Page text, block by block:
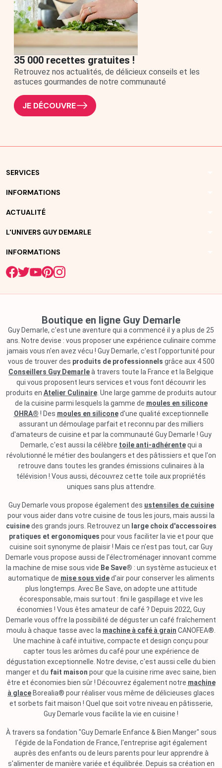
35 000 recettes gratuites !
Retrouvez nos actualités, de délicieux conseils et les
astuces gourmandes de notre communauté
JE DÉCOUVRE
SERVICES
INFORMATIONS
ACTUALITÉ
L'UNIVERS GUY DEMARLE
INFORMATIONS
Boutique en ligne Guy Demarle
Guy Demarle, c'est une aventure qui a commencé il y a plus de 25
ans. Notre devise : vous proposer une expérience culinaire comme
jamais vous n'en avez vécu ! Guy Demarle, c'est l'opportunité pour
vous de trouver des produits de professionnels grâce aux 4 500
Conseillers Guy Demarleà travers toute la France et la Belgique
qui vous proposent leurs services et vous font découvrir les
produits en Atelier Culinaire. Une large gamme de produits autour
de la cuisine parmi lesquels la gamme de moules en silicone
OHRA® ! Des moules en siliconed'une qualité exceptionnelle
assurant un démoulage parfait et reconnu par des milliers
d'amateurs de cuisine et par la communauté Guy Demarle ! Guy
Demarle, c'est aussi la célèbre toile anti-adhérentequi a
révolutionné le métier des boulangers et des pâtissiers et que l'on
retrouve dans toutes les grandes émissions culinaires à la
télévision ! Vous aussi, découvrez cette toile aux propriétés
uniques sans plus attendre.
Guy Demarle vous propose également des ustensiles de cuisine
pour vous aider dans votre cuisine de tous les jours, mais aussi la
cuisinedes grands jours. Retrouvez un large choix d'accessoires
pratiques et ergonomiques pour vous faciliter la vie et pour que
cuisine soit synonyme de plaisir ! Mais ce n'est pas tout, car Guy
Demarle vous propose aussi de l'électroménager innovant comme
la machine de mise sous vide Be Save® : un système astucieux et
automatique de mise sous vided'air pour conserver les aliments
plus longtemps. Avec Be Save, on adopte une attitude
écoresponsable, mais surtout : fini le gaspillage et vive les
économies ! Vous êtes amateur de café ? Depuis 2022, Guy
Demarle vous offre la possibilité de déguster un café fraîchement
moulu à chaque tasse avec la machine à café à grain CANOFEA®.
Une machine à café intuitive, compacte et design conçu pour
capter tous les arômes du café pour une expérience de
dégustation exceptionnelle. Notre devise, c'est aussi celle du bien
manger et du fait maison pour que la cuisine rime avec saine, bien
être et économies bien sûr ! Découvrez également notre machine
à glace Borealia® pour réaliser vous même de délicieuses glaces
et sorbets fait maison ! Quel que soit votre niveau en pâtisserie,
Guy Demarle vous facilite la vie en cuisine !
À travers sa fondation "Guy Demarle Enfance & Bien Manger" sous
l'égide de la Fondation de France, l'entreprise agit également
auprès des enfants ou de leurs parents pour leur apprendre à
s'alimenter de manière variée et équilibrée. Depuis sa création en